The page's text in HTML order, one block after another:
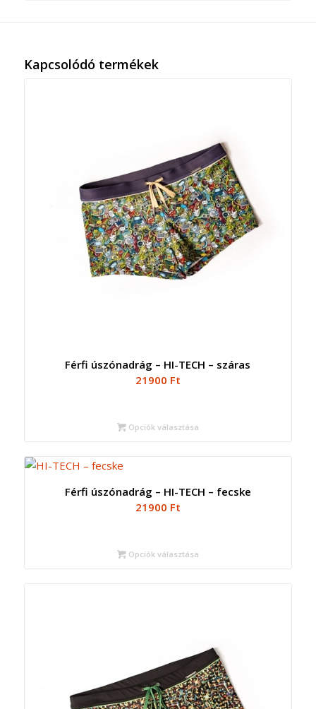
Kapcsolódó termékek
Férfi úszónadrág – HI-TECH – száras
21900 Ft
Opciók választása
Férfi úszónadrág – HI-TECH – fecske
21900 Ft
Opciók választása